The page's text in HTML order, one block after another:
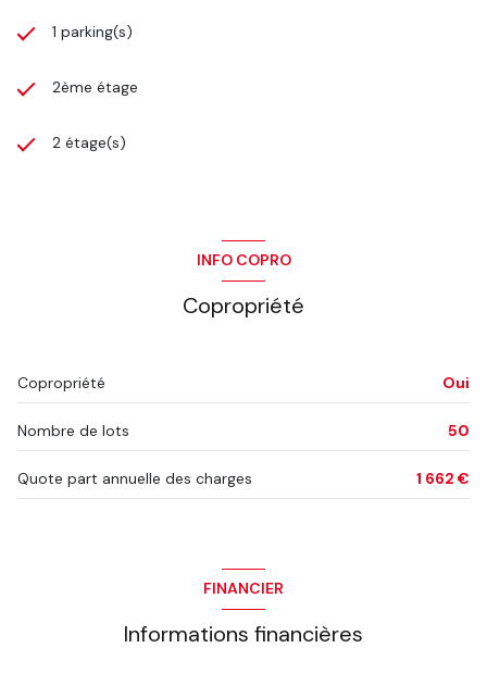
1 parking(s)
2ème étage
2 étage(s)
INFO COPRO
Copropriété
Copropriété Oui
Nombre de lots 50
Quote part annuelle des charges 1 662 €
FINANCIER
Informations financières